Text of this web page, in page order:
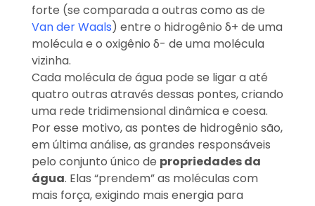
forte (se comparada a outras como as de
Van der Waals) entre o hidrogênio δ+ de uma
molécula e o oxigênio δ- de uma molécula
vizinha.
Cada molécula de água pode se ligar a até
quatro outras através dessas pontes, criando
uma rede tridimensional dinâmica e coesa.
Por esse motivo, as pontes de hidrogênio são,
em última análise, as grandes responsáveis
pelo conjunto único de propriedades da
água. Elas “prendem” as moléculas com
mais força, exigindo mais energia para